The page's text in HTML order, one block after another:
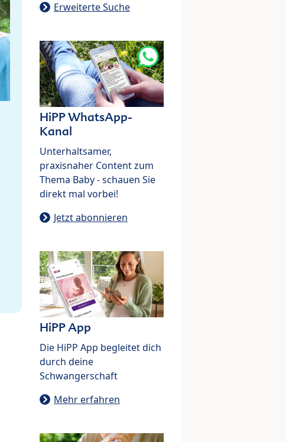
Erweiterte Suche
HiPP WhatsApp-
Kanal
Unterhaltsamer,
praxisnaher Content zum
Thema Baby - schauen Sie
direkt mal vorbei!
Jetzt abonnieren
HiPP App
Die HiPP App begleitet dich
durch deine
Schwangerschaft
Mehr erfahren